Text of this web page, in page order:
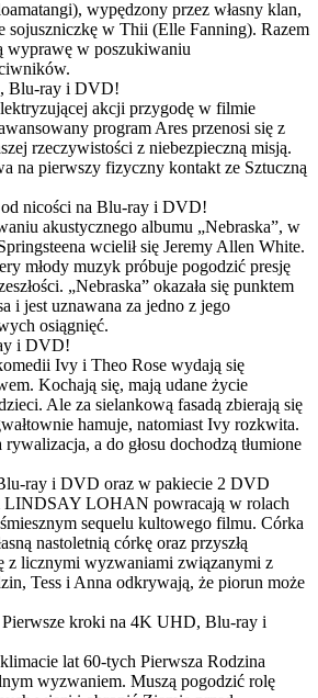
wypędzony przez własny klan,
sojuszniczkę w Thii (Elle Fanning). Razem
wyprawę w poszukiwaniu
Blu-ray i DVD!
akcji przygodę w filmie
program Ares przenosi się z
rzeczywistości z niebezpieczną misją.
na pierwszy fizyczny kontakt ze Sztuczną
od nicości na Blu-ray i DVD!
akustycznego albumu „Nebraska”, w
wcielił się Jeremy Allen White.
młody muzyk próbuje pogodzić presję
„Nebraska” okazała się punktem
i jest uznawana za jedno z jego
osiągnięć.
i DVD!
Ivy i Theo Rose wydają się
Kochają się, mają udane życie
Ale za sielankową fasadą zbierają się
hamuje, natomiast Ivy rozkwita.
a do głosu dochodzą tłumione
ray i DVD oraz w pakiecie 2 DVD
LOHAN powracają w rolach
sequelu kultowego filmu. Córka
nastoletnią córkę oraz przyszłą
z licznymi wyzwaniami związanymi z
Tess i Anna odkrywają, że piorun może
Pierwsze kroki na 4K UHD, Blu-ray i
lat 60-tych Pierwsza Rodzina
wyzwaniem. Muszą pogodzić rolę